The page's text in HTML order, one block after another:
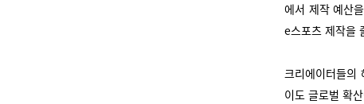
에서 제작 예산
e스포츠 제작을
크리에이터들의
이도 글로벌 확